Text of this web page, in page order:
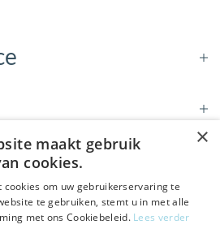
×
maakt gebruik
cookies.
cookies om uw gebruikerservaring te
te gebruiken, stemt u in met alle
met ons Cookiebeleid. Lees verder